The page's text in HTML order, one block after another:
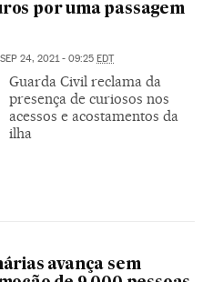
por uma passagem
SEP 24, 2021 - 09:25 EDT
Guarda Civil reclama da
presença de curiosos nos
acessos e acostamentos da
ilha
avança sem